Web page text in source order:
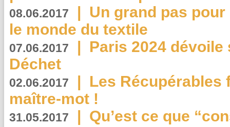
08.06.2017 | Un grand pas
le monde du textile
07.06.2017 | Paris 2024
Déchet
02.06.2017 | Les Récupérables
maître-mot !
31.05.2017 | Qu’est ce que